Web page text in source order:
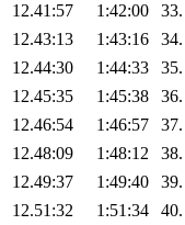
12.41:57
1:42:00 33.
12.43:13
1:43:16 34.
12.44:30
1:44:33 35.
12.45:35
1:45:38 36.
12.46:54
1:46:57 37.
12.48:09
1:48:12 38.
12.49:37
1:49:40 39.
12.51:32
1:51:34 40.